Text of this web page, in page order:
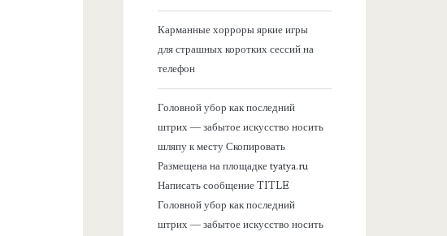
Карманные хорроры яркие игры
для страшных коротких сессий на
телефон
Головной убор как последний
штрих — забытое искусство носить
шляпу к месту Скопировать
Размещена на площадке tyatya.ru
Написать сообщение TITLE
Головной убор как последний
штрих — забытое искусство носить